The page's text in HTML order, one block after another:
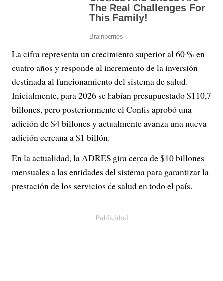
La cifra representa un crecimiento superior al 60 % en
cuatro años y responde al incremento de la inversión
destinada al funcionamiento del sistema de salud.
Inicialmente, para 2026 se habían presupuestado $110,7
billones, pero posteriormente el Confis aprobó una
adición de $4 billones y actualmente avanza una nueva
adición cercana a $1 billón.
En la actualidad, la ADRES gira cerca de $10 billones
mensuales a las entidades del sistema para garantizar la
prestación de los servicios de salud en todo el país.
Publicidad